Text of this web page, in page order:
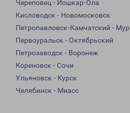
Череповец - Йошкар-Ола
Кисловодск - Новомосковск
Петропавловск-Камчатский -
Первоуральск - Октябрьский
Петрозаводск - Воронеж
Кореновск - Сочи
Ульяновск - Курск
Челябинск - Миасс